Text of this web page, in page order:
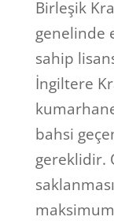
Birleşik
genelinde
sahip
İngiltere
bahsi
gereklidir.
maksimum